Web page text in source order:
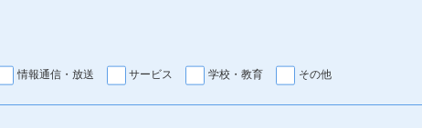
情報通信・放送 サービス 学校・教育 その他